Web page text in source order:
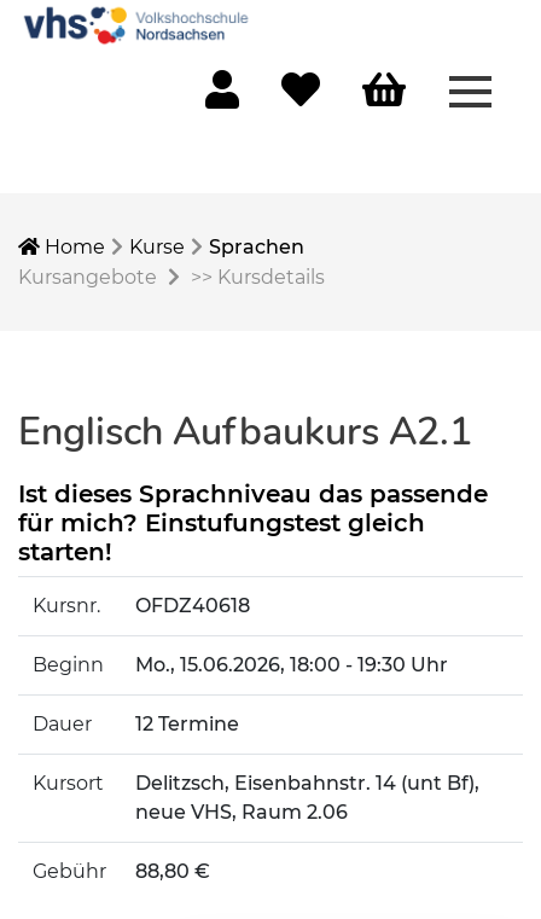
Home Kurse
Sprachen
Kursangebote
>> Kursdetails
Englisch Aufbaukurs A2.1
Ist dieses Sprachniveau das passende
für mich? Einstufungstest gleich
starten!
Kursnr. OFDZ40618
Beginn Mo., 15.06.2026, 18:00 - 19:30 Uhr
Dauer 12 Termine
Kursort
Delitzsch, Eisenbahnstr. 14 (unt Bf),
neue VHS, Raum 2.06
Gebühr 88,80 €